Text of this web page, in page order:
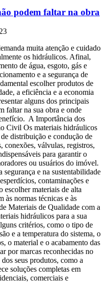
podem faltar na obra
muita atenção e cuidado
os hidráulicos. Afinal,
de água, esgoto, gás e
e a segurança de
escolher produtos de
a eficiência e a economia
alguns dos principais
faltar na sua obra e onde
A Importância dos
Civil Os materiais hidráulicos
distribuição e condução de
conexões, válvulas, registros,
para garantir o
ou usuários do imóvel.
e na sustentabilidade
contaminações e
escolher materiais de alta
às normas técnicas e às
Materiais de Qualidade com a
hidráulicos para a sua
critérios, como o tipo de
e a temperatura do sistema, o
o material e o acabamento das
por marcas reconhecidas no
seus produtos, como a
soluções completas em
comerciais e